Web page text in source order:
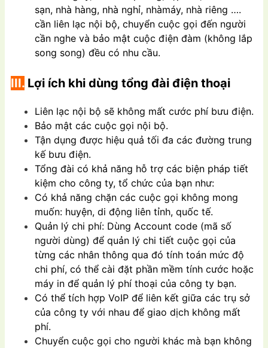
sạn, nhà hàng, nhà nghỉ, nhàmáy, nhà riêng ….
cần liên lạc nội bộ, chuyển cuộc gọi đến người
cần nghe và bảo mật cuộc điện đàm (không lắp
song song) đều có nhu cầu.
III. Lợi ích khi dùng tổng đài điện thoại
Liên lạc nội bộ sẽ không mất cước phí bưu điện.
Bảo mật các cuộc gọi nội bộ.
Tận dụng được hiệu quả tối đa các đường trung
kế bưu điện.
Tổng đài có khả năng hỗ trợ các biện pháp tiết
kiệm cho công ty, tổ chức của bạn như:
Có khả năng chặn các cuộc gọi không mong
muốn: huyện, di động liên tỉnh, quốc tế.
Quản lý chi phí: Dùng Account code (mã số
người dùng) để quản lý chi tiết cuộc gọi của
từng các nhân thông qua đó tính toán mức độ
chi phí, có thể cài đặt phần mềm tính cước hoặc
máy in để quản lý phí thoại của công ty bạn.
Có thể tích hợp VoIP để liên kết giữa các trụ sở
của công ty với nhau để giao dịch không mất
phí.
Chuyển cuộc gọi cho người khác mà bạn không